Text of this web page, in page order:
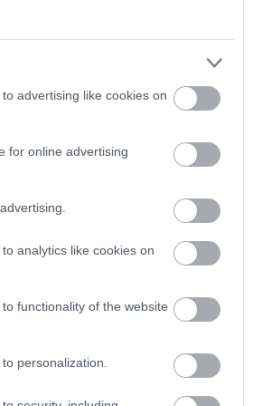
advertising like cookies on
for online advertising
analytics like cookies on
functionality of the website
personalization.
nekem kellett
bekötötték a
és sajt volt,
Atom
BELÉPÉS